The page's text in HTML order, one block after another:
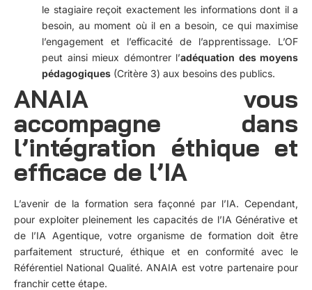
le stagiaire reçoit exactement les informations dont il a
besoin, au moment où il en a besoin, ce qui maximise
l’engagement et l’efficacité de l’apprentissage. L’OF
peut ainsi mieux démontrer l’adéquation des moyens
pédagogiques (Critère 3) aux besoins des publics.
ANAIA vous
accompagne dans
l’intégration éthique et
efficace de l’IA
L’avenir de la formation sera façonné par l’IA. Cependant,
pour exploiter pleinement les capacités de l’IA Générative et
de l’IA Agentique, votre organisme de formation doit être
parfaitement structuré, éthique et en conformité avec le
Référentiel National Qualité. ANAIA est votre partenaire pour
franchir cette étape.